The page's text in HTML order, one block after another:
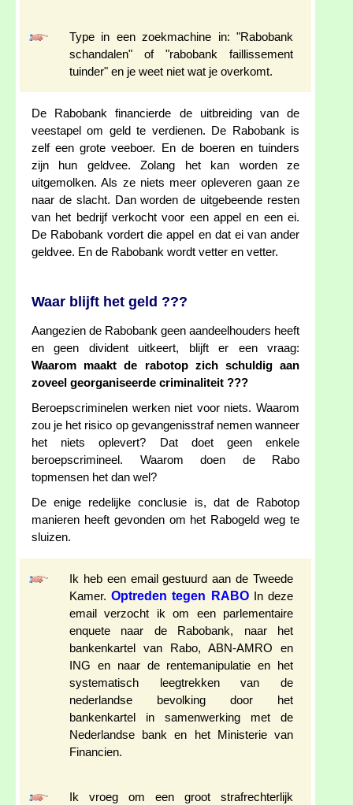
Type in een zoekmachine in: "Rabobank
schandalen" of "rabobank faillissement
tuinder" en je weet niet wat je overkomt.
De Rabobank financierde de uitbreiding van de
veestapel om geld te verdienen. De Rabobank is
zelf een grote veeboer. En de boeren en tuinders
zijn hun geldvee. Zolang het kan worden ze
uitgemolken. Als ze niets meer opleveren gaan ze
naar de slacht. Dan worden de uitgebeende resten
van het bedrijf verkocht voor een appel en een ei.
De Rabobank vordert die appel en dat ei van ander
geldvee. En de Rabobank wordt vetter en vetter.
Waar blijft het geld ???
Aangezien de Rabobank geen aandeelhouders heeft
en geen divident uitkeert, blijft er een vraag:
Waarom maakt de rabotop zich schuldig aan
zoveel georganiseerde criminaliteit ???
Beroepscriminelen werken niet voor niets. Waarom
zou je het risico op gevangenisstraf nemen wanneer
het niets oplevert? Dat doet geen enkele
beroepscrimineel. Waarom doen de Rabo
topmensen het dan wel?
De enige redelijke conclusie is, dat de Rabotop
manieren heeft gevonden om het Rabogeld weg te
sluizen.
Ik heb een email gestuurd aan de Tweede
Kamer.Optreden tegen RABOIn deze
email verzocht ik om een parlementaire
enquete naar de Rabobank, naar het
bankenkartel van Rabo, ABN-AMRO en
ING en naar de rentemanipulatie en het
systematisch leegtrekken van de
nederlandse bevolking door het
bankenkartel in samenwerking met de
Nederlandse bank en het Ministerie van
Financien.
Ik vroeg om een groot strafrechterlijk